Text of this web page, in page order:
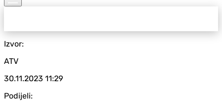
Izvor:
ATV
30.11.2023 11:29
Podijeli: